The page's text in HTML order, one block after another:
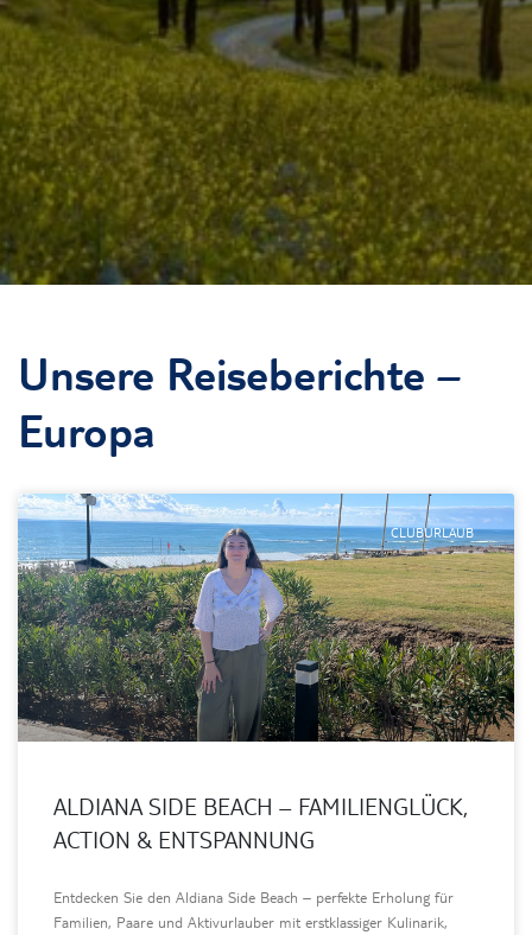
Unsere Reiseberichte –
Europa
CLUBURLAUB
ALDIANA SIDE BEACH – FAMILIENGLÜCK,
ACTION & ENTSPANNUNG
Entdecken Sie den Aldiana Side Beach – perfekte Erholung für
Familien, Paare und Aktivurlauber mit erstklassiger Kulinarik,